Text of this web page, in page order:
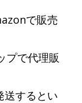
で販売
プで代理販
送するとい